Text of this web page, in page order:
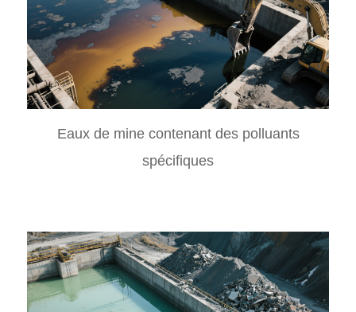
Eaux de mine contenant des polluants
spécifiques